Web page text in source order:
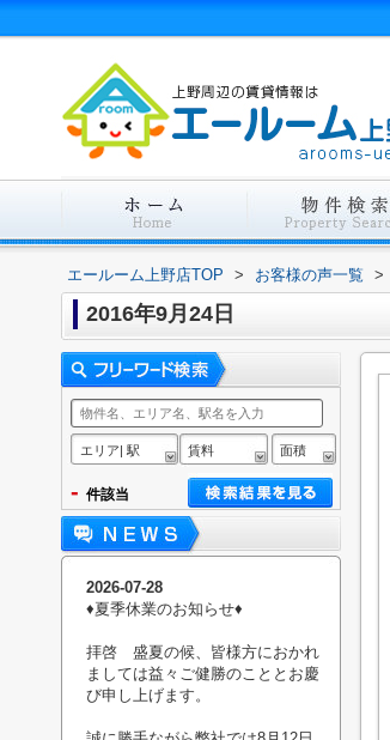
エールーム上野店TOP > お客様の声一覧 >
2016年9月24日
エリア| 駅 賃料 面積
- 件該当
2026-07-28
♦︎夏季休業のお知らせ♦︎
拝啓 盛夏の候、皆様方におかれ
ましては益々ご健勝のこととお慶
び申し上げます。